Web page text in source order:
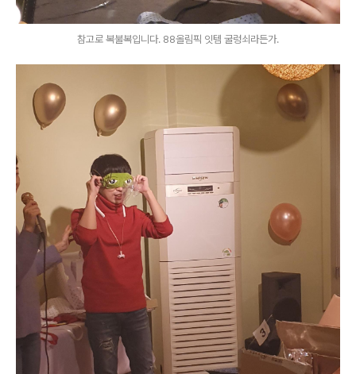
참고로 복불복입니다. 88올림픽 잇템 굴렁쇠라든가.